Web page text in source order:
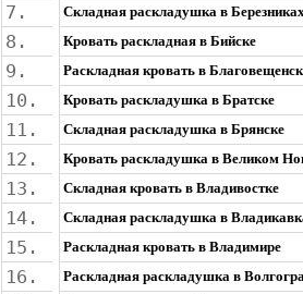
7. Складная раскладушка в
8. Кровать раскладная в Бийске
9. Раскладная кровать в
10. Кровать раскладушка в Братске
11. Складная раскладушка в Брянске
12. Кровать раскладушка в Великом
13. Складная кровать в Владивостке
14. Складная раскладушка в
15. Раскладная кровать в Владимире
16. Раскладная раскладушка в